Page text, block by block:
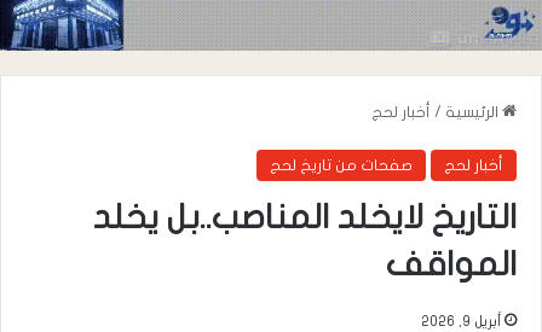
الرئيسية / أخبار لحج
أخبار لحج صفحات من تاريخ لحج
التاريخ لايخلد المناصب..بل يخلد
المواقف
أبريل 9, 2026